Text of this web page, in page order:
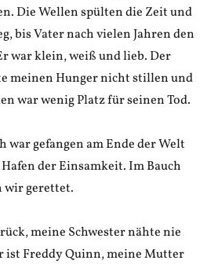
Die Wellen spülten die Zeit und
bis Vater nach vielen Jahren den
war klein, weiß und lieb. Der
meinen Hunger nicht stillen und
war wenig Platz für seinen Tod.
war gefangen am Ende der Welt
der Einsamkeit. Im Bauch
wir gerettet.
meine Schwester nähte nie
ist Freddy Quinn, meine Mutter